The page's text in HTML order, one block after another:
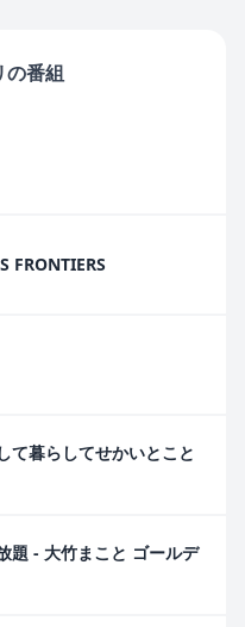
の番組
FRONTIERS
暮らしてせかいとこと
題 - 大竹まこと ゴールデ